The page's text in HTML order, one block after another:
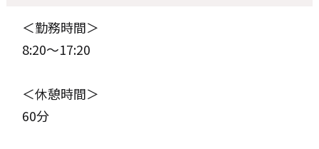
＜勤務時間＞
8:20～17:20
＜休憩時間＞
60分